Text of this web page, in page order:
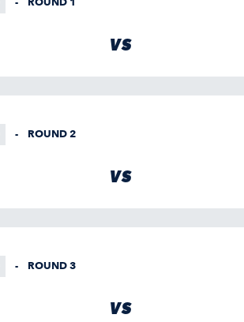
VS
- ROUND 2
VS
- ROUND 3
VS